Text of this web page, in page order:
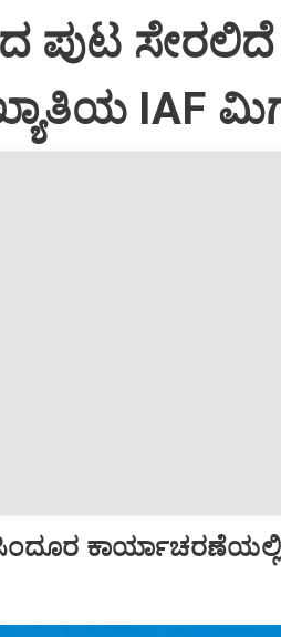
ಪುಟ ಸೇರಲಿದೆ
IAF
ಕಾರ್ಯಾಚರಣೆಯಲ್ಲಿ